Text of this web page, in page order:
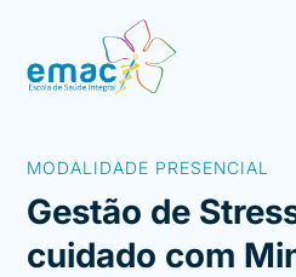
MODALIDADE PRESENCIAL
Gestão de
cuidado com